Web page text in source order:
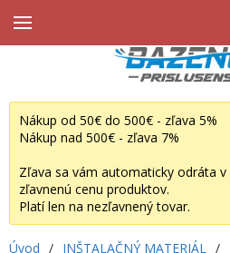
Nákup od 50€ do 500€ - zľava 5%
Nákup nad 500€ - zľava 7%
Zľava sa vám automaticky odráta
zľavnenú cenu produktov.
Platí len na nezľavnený tovar.
Úvod / INŠTALAČNÝ MATERIÁL /